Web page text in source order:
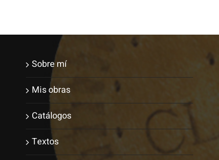
Sobre mí
Mis obras
Catálogos
Textos